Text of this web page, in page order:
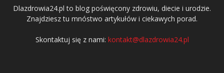
Dlazdrowia24.pl to blog poświęcony zdrowiu, diecie i urodzie.
Znajdziesz tu mnóstwo artykułów i ciekawych porad.
Skontaktuj się z nami: kontakt@dlazdrowia24.pl